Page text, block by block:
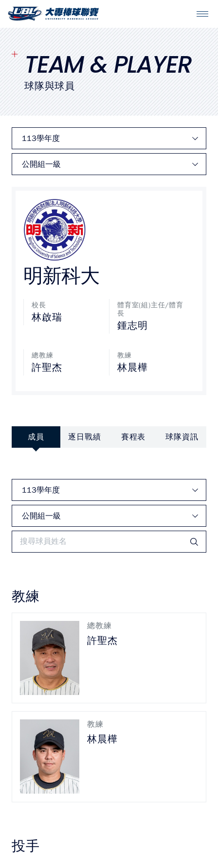
SITEMAP
首頁
球隊戰績
賽程表
球隊與球員
裁判
最新消息
媒體文章
下載專區
聯絡我們
POLICY
網站使用條款
中華民國大專院校體育總會
TEAM & PLAYER
球隊與球員
明新科大
校長
林啟瑞
體育室(組)主任/體育
長
鍾志明
總教練
許聖杰
教練
林晨樺
成員 逐日戰績 賽程表 球隊資訊
教練
總教練
許聖杰
教練
林晨樺
投手